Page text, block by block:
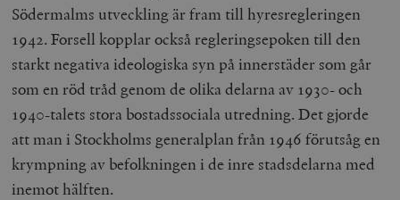
Södermalms utveckling är fram till hyresregleringen
1942. Forsell kopplar också regleringsepoken till den
starkt negativa ideologiska syn på innerstäder som går
som en röd tråd genom de olika delarna av 1930- och
1940-talets stora bostadssociala utredning. Det gjorde
att man i Stockholms generalplan från 1946 förutsåg en
krympning av befolkningen i de inre stadsdelarna med
inemot hälften.